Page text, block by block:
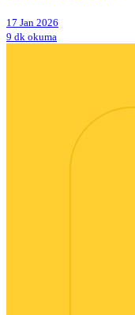
17 Jan 2026
9 dk okuma